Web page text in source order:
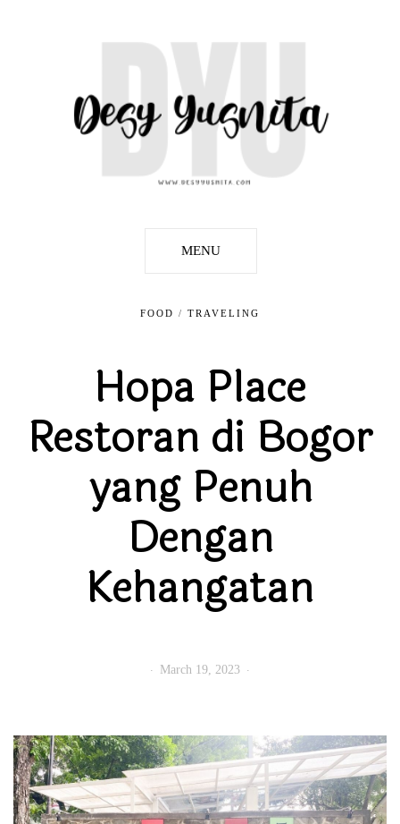
MENU
FOOD / TRAVELING
Hopa Place
Restoran di Bogor
yang Penuh
Dengan
Kehangatan
March 19, 2023